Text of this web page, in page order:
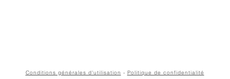
Conditions générales d'utilisation - Politique de confidentialité